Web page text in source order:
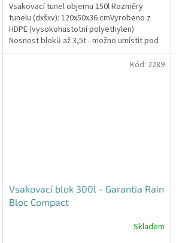
z
5
hvězdiček.
Vsakovací tunel objemu 150l Rozměry
tunelu (dxšxv): 120x50x36 cmVyrobeno z
HDPE (vysokohustotní polyethylen)
Nosnost bloků až 3,5t - možno umístit pod
parkovací stání do...
Vsakovací blok 300l - Garantia Rain
Bloc Compact
Skladem
Kód: 2289